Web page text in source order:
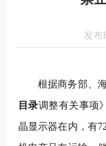
发布
根据商务部、
目录调整有关事项
晶显示器在内，有